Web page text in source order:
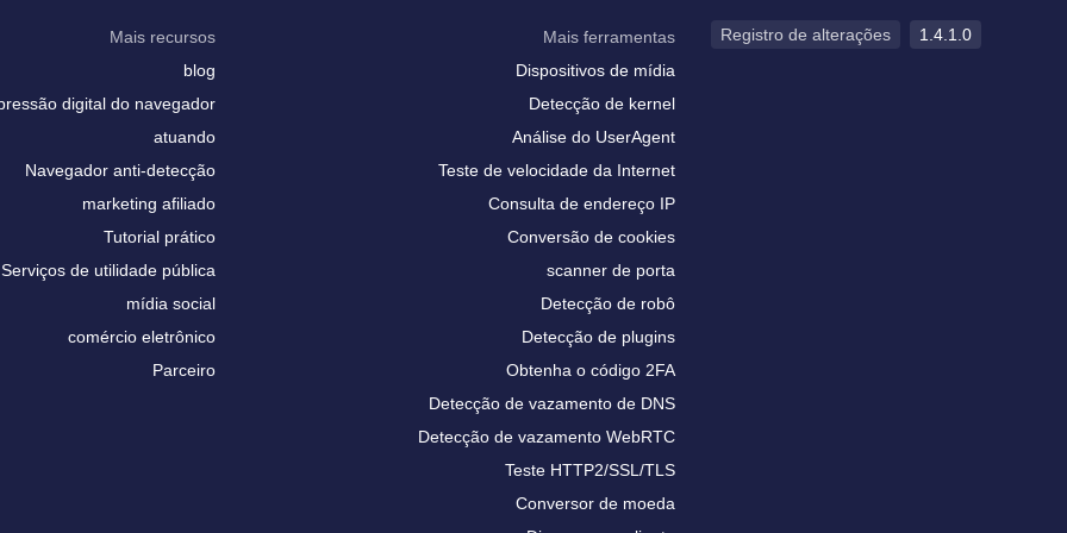
Mais recursos
blog
digital do navegador
atuando
Navegador anti-detecção
marketing afiliado
Tutorial prático
Serviços de utilidade pública
mídia social
comércio eletrônico
Parceiro
Mais ferramentas
Dispositivos de mídia
Detecção de kernel
Análise do UserAgent
Teste de velocidade da Internet
Consulta de endereço IP
Conversão de cookies
scanner de porta
Detecção de robô
Detecção de plugins
Obtenha o código 2FA
Detecção de vazamento de DNS
Detecção de vazamento WebRTC
Teste HTTP2/SSL/TLS
Conversor de moeda
Registro de alterações 1.4.1.0